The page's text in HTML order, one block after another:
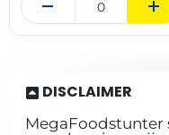
DISCLAIMER
MegaFoodstunter